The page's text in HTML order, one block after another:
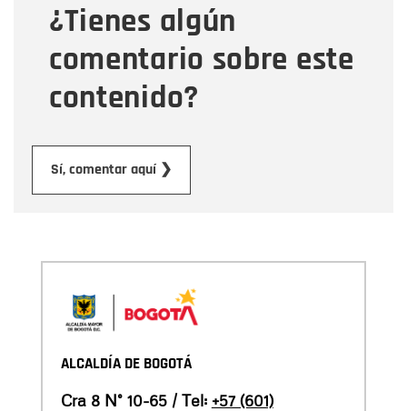
¿Tienes algún
comentario sobre este
contenido?
Sí, comentar aquí ❯
Mensaje
ALCALDÍA DE BOGOTÁ
Cra 8 N° 10-65 / Tel: +57 (601)